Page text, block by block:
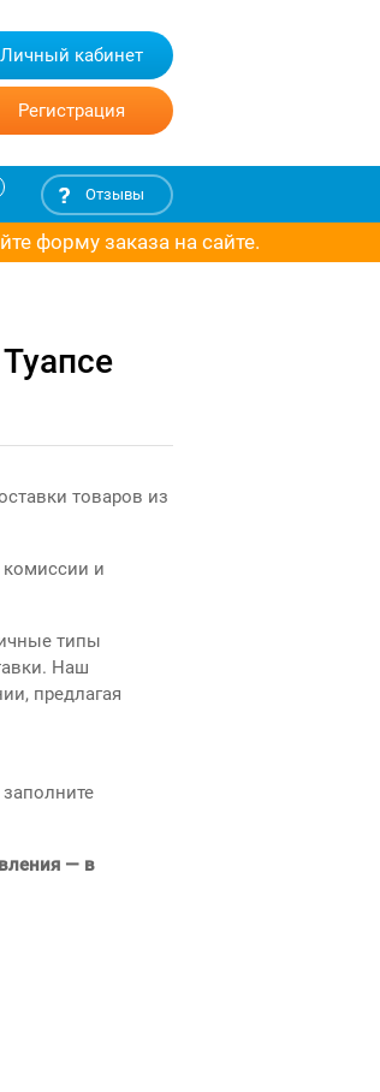
Личный кабинет
Регистрация
Отзывы
форму заказа на сайте.
товаров из
комиссии и
типы
Наш
предлагая
— в